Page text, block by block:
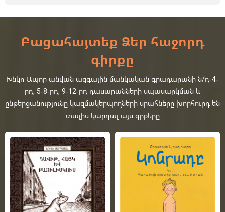
Բացահայտեք Ձեր հաջորդ
գիրքը
Խնկո Ապոր անվան ազգային մանկական գրադարանի ն/դ-4-
րդ, 5-8-րդ, 9-12-րդ դասարանների սպասարկման և
ընթերցանությունը կազմակերպողների սրահները խորհուրդ են
տալիս կարդալ այս գրքերը